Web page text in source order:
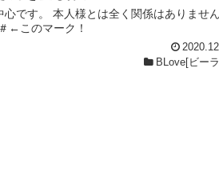
心です。 本人様とは全く関係はありません
←このマーク！
BLove[ビー